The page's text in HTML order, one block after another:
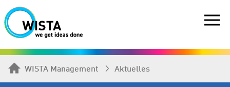
WISTA Management Aktuelles